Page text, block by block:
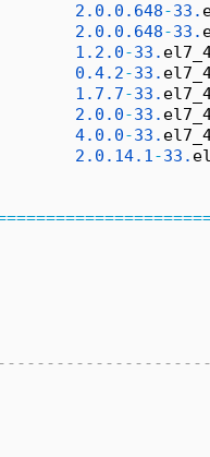
2. 0. 0. 648-33.
2. 0. 0. 648-33.
1. 2. 0-33.
0.4. 2-33.
1. 7. 7-33.
2. 0. 0-33.
4. 0. 0-33.
2. 0. 14. 1-33.
====================